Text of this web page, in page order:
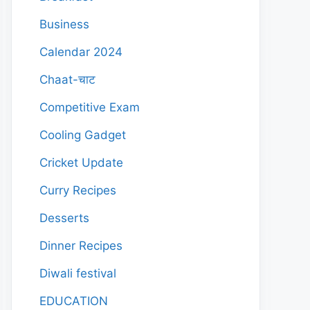
Business
Calendar 2024
Chaat-चाट
Competitive Exam
Cooling Gadget
Cricket Update
Curry Recipes
Desserts
Dinner Recipes
Diwali festival
EDUCATION